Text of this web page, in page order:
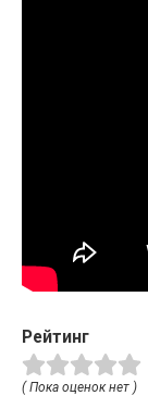
Рейтинг
( Пока оценок нет )